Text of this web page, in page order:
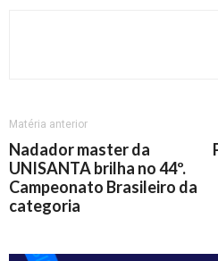
Matéria anterior
Nadador master da
UNISANTA brilha no 44º.
Campeonato Brasileiro da
categoria